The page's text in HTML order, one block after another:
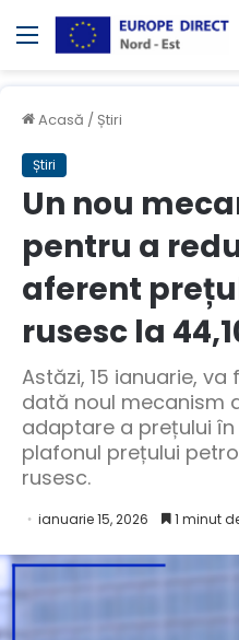
Meniul
Acasă / Știri
Știri
Un nou
pentru a
aferent
rusesc la
Astăzi, 15 ianuarie,
dată noul mecanism
adaptare a prețului
plafonul prețului
rusesc.
ianuarie 15, 2026 1 minut